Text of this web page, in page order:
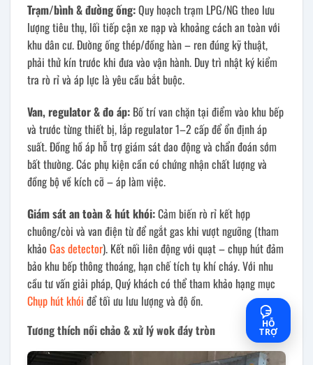
Trạm/bình & đường ống:Quy hoạch trạm LPG/NG theo lưu
lượng tiêu thụ, lối tiếp cận xe nạp và khoảng cách an toàn với
khu dân cư. Đường ống thép/đồng hàn – ren đúng kỹ thuật,
phải thử kín trước khi đưa vào vận hành. Duy trì nhật ký kiểm
tra rò rỉ và áp lực là yêu cầu bắt buộc.
Van, regulator & đo áp: Bố trí van chặn tại điểm vào khu bếp
và trước từng thiết bị, lắp regulator 1–2 cấp để ổn định áp
suất. Đồng hồ áp hỗ trợ giám sát dao động và chẩn đoán sớm
bất thường. Các phụ kiện cần có chứng nhận chất lượng và
đồng bộ về kích cỡ – áp làm việc.
Giám sát an toàn & hút khói:Cảm biến rò rỉ kết hợp
chuông/còi và van điện từ để ngắt gas khi vượt ngưỡng (tham
khảo Gas detector). Kết nối liên động với quạt – chụp hút đảm
bảo khu bếp thông thoáng, hạn chế tích tụ khí cháy. Với nhu
cầu tư vấn giải pháp, Quý khách có thể tham khảo hạng mục
Chụp hút khói để tối ưu lưu lượng và độ ồn.
Tương thích nồi chảo & xử lý wok đáy tròn
HỖ
TRỢ